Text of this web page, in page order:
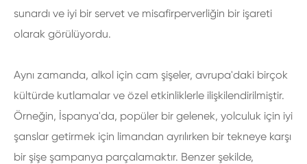
sunardı ve iyi bir servet ve misafirperverliğin bir işareti
olarak görülüyordu.
Aynı zamanda, alkol için cam şişeler, avrupa'daki birçok
kültürde kutlamalar ve özel etkinliklerle ilişkilendirilmiştir.
Örneğin, İspanya'da, popüler bir gelenek, yolculuk için iyi
şanslar getirmek için limandan ayrılırken bir tekneye karşı
bir şişe şampanya parçalamaktır. Benzer şekilde,